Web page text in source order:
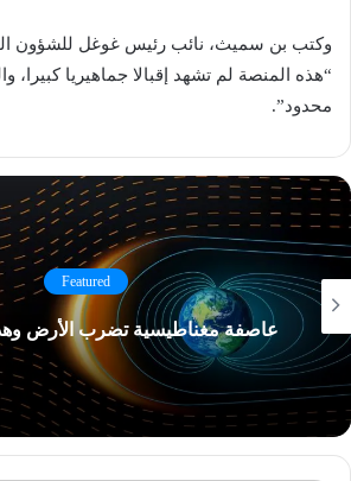
وكتب بن سميث، نائب رئيس غوغل للشؤون
“هذه المنصة لم تشهد إقبالا جماهيريا كبيرا،
محدود”.
Featured
عاصفة مغناطيسية تضرب الأرض